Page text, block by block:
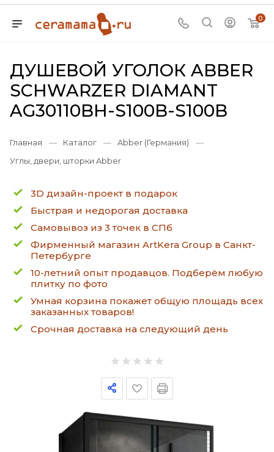
0
ДУШЕВОЙ УГОЛОК ABBER
SCHWARZER DIAMANT
AG30110BH-S100B-S100B
Главная — Каталог — Abber (Германия)
—
Углы, двери, шторки Abber
3D дизайн-проект в подарок
Быстрая и недорогая доставка
Самовывоз из 3 точек в СПб
Фирменный магазин ArtKera Group в Санкт-
Петербурге
10-летний опыт продавцов. Подберём любую
плитку по фото
Умная корзина покажет общую площадь всех
заказанных товаров!
Срочная доставка на следующий день